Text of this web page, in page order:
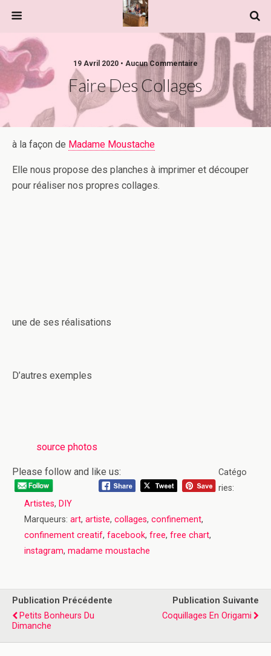
19 Avril 2020 • Aucun Commentaire
Faire Des Collages
à la façon de Madame Moustache
Elle nous propose des planches à imprimer et découper
pour réaliser nos propres collages.
une de ses réalisations
D’autres exemples
source photos
Please follow and like us:
Catégo
ries:
Artistes, DIY
Marqueurs: art, artiste, collages, confinement,
confinement creatif, facebook, free, free chart,
instagram, madame moustache
Publication Précédente
Petits Bonheurs Du
Dimanche
Publication Suivante
Coquillages En Origami